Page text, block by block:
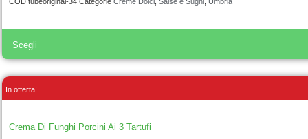
Scegli
In offerta!
Crema Di Funghi Porcini Ai 3 Tartufi